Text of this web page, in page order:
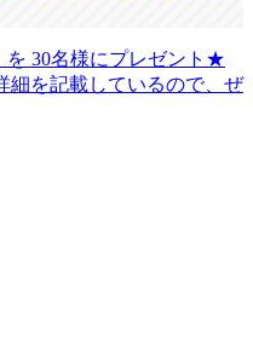
を 30名様にプレゼント★
を記載しているので、ぜ